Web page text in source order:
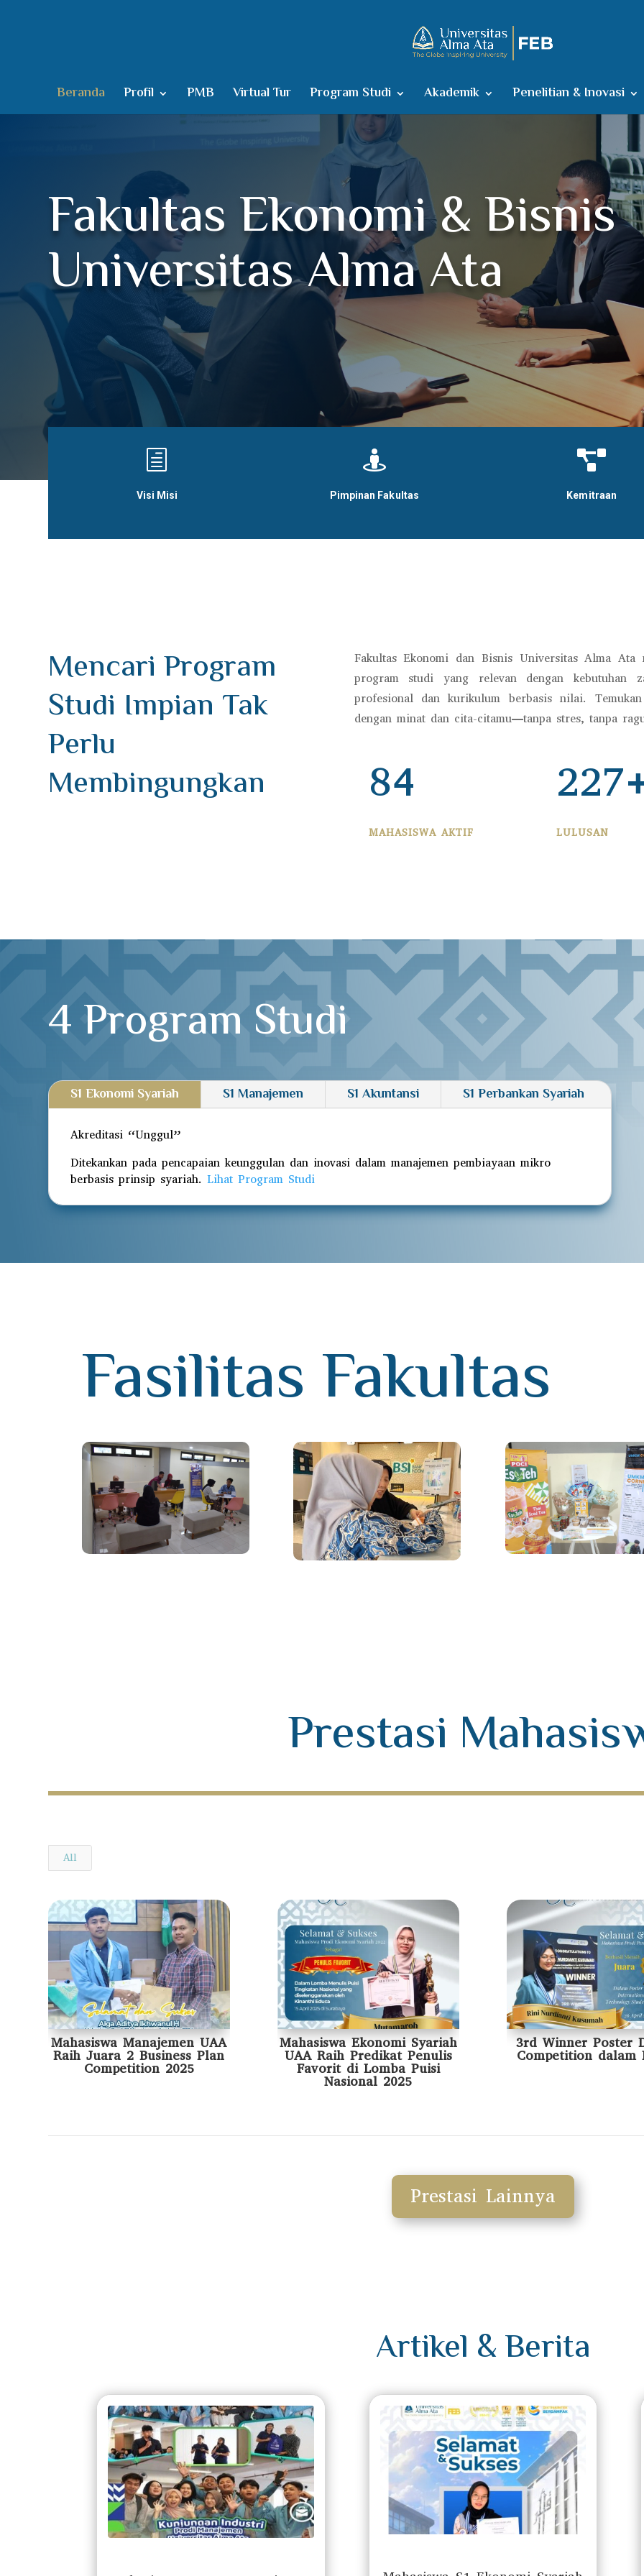
Beranda Profil PMB Virtual Tur Program Studi Akademik Penelitian & Inovasi
Fakultas Ekonomi & Bisnis
Universitas Alma Ata
h
Visi Misi

Pimpinan Fakultas

Kemitraan
Mencari Program
Studi Impian Tak
Perlu
Membingungkan
Fakultas Ekonomi dan Bisnis Universitas Alma Ata
program studi yang relevan dengan kebutuhan
profesional dan kurikulum berbasis nilai.
dengan minat dan cita-citamu—tanpa stres, tanpa
84
MAHASISWA AKTIF LULUSAN
4 Program Studi
S1 Ekonomi Syariah S1 Manajemen S1 Akuntansi S1 Perbankan Syariah
Akreditasi “Unggul”
Ditekankan pada pencapaian keunggulan dan inovasi dalam manajemen pembiayaan mikro
berbasis prinsip syariah.Lihat Program Studi
Fasilitas Fakultas
Prestasi
All
Mahasiswa Manajemen UAA
Raih Juara 2 Business Plan
Competition 2025
Mahasiswa Ekonomi Syariah
UAA Raih Predikat Penulis
Favorit di Lomba Puisi
Nasional 2025
3rd Winner Poster
Competition dalam
Prestasi Lainnya
Artikel & Berita